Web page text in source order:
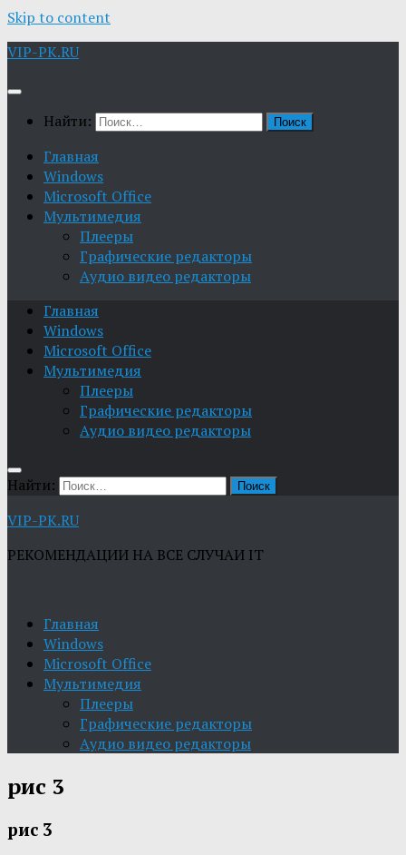
Skip to content
VIP-PK.RU
Найти:
Главная
Windows
Microsoft Office
Мультимедия
Плееры
Графические редакторы
Aудио видео редакторы
Главная
Windows
Microsoft Office
Мультимедия
Плееры
Графические редакторы
Aудио видео редакторы
Найти:
VIP-PK.RU
РЕКОМЕНДАЦИИ НА ВСЕ СЛУЧАИ IT
Главная
Windows
Microsoft Office
Мультимедия
Плееры
Графические редакторы
Aудио видео редакторы
рис 3
рис 3